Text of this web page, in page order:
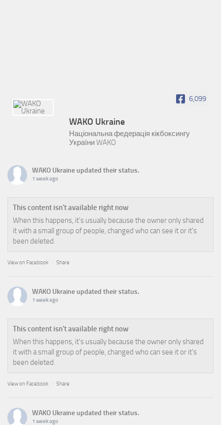
6,099
WAKO Ukraine
Національна федерація кікбоксингу
України WAKO
WAKO Ukraine updated their status.
1 week ago
This content isn't available right now
When this happens, it's usually because the owner only shared
it with a small group of people, changed who can see it or it's
been deleted.
View on Facebook · Share
WAKO Ukraine updated their status.
1 week ago
This content isn't available right now
When this happens, it's usually because the owner only shared
it with a small group of people, changed who can see it or it's
been deleted.
View on Facebook · Share
WAKO Ukraine updated their status.
1 week ago